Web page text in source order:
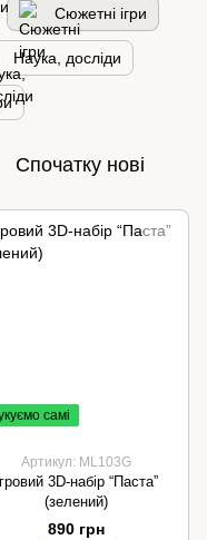
Сюжетні ігри
Наука, досліди
Спочатку нові
самі
Артикул: ML103G
Ігровий 3D-набір “Паста”
(зелений)
890 грн